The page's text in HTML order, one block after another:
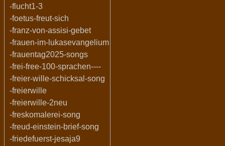
-flucht1-3
-foetus-freut-sich
-franz-von-assisi-gebet
-frauen-im-lukasevangelium
-frauentag2025-songs
-frei-free-100-sprachen----
-freier-wille-schicksal-song
-freierwille
-freierwille-2neu
-freskomalerei-song
-freud-einstein-brief-song
-friedefuerst-jesaja9